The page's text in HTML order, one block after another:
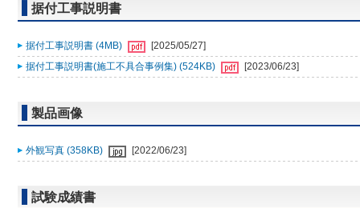
据付工事説明書
据付工事説明書 (4MB)
[2025/05/27]
据付工事説明書(施工不具合事例集) (524KB)
[2023/06/23]
製品画像
外観写真 (358KB) [2022/06/23]
試験成績書